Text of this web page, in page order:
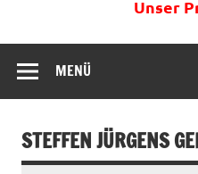
Unser
MENÜ
STEFFEN JÜRGENS